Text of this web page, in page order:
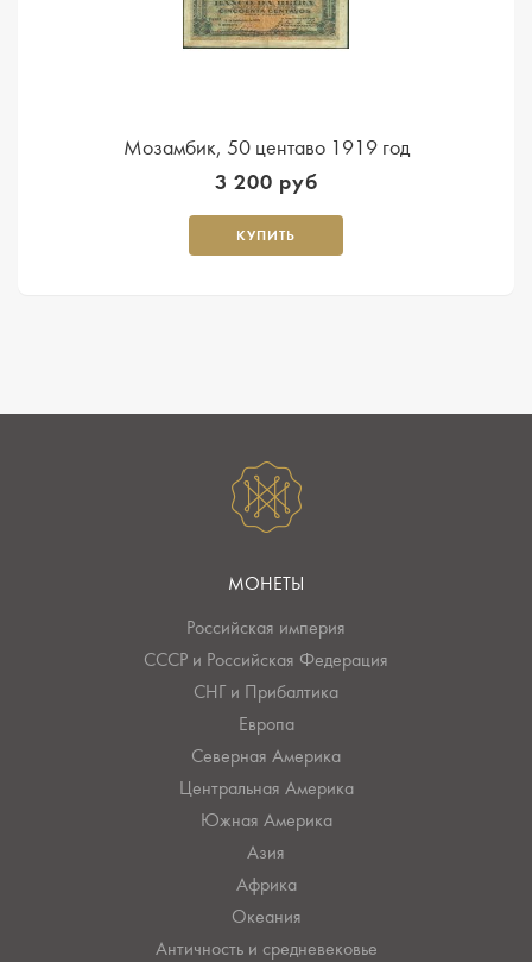
Мозамбик, 50 центаво 1919 год
3 200 руб
КУПИТЬ
МОНЕТЫ
Российская империя
СССР и Российская Федерация
СНГ и Прибалтика
Европа
Северная Америка
Центральная Америка
Южная Америка
Азия
Африка
Океания
Античность и средневековье